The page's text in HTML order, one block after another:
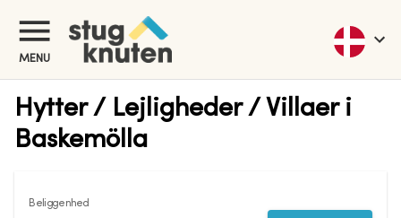
MENU
Hytter / Lejligheder / Villaer i
Baskemölla
Beliggenhed